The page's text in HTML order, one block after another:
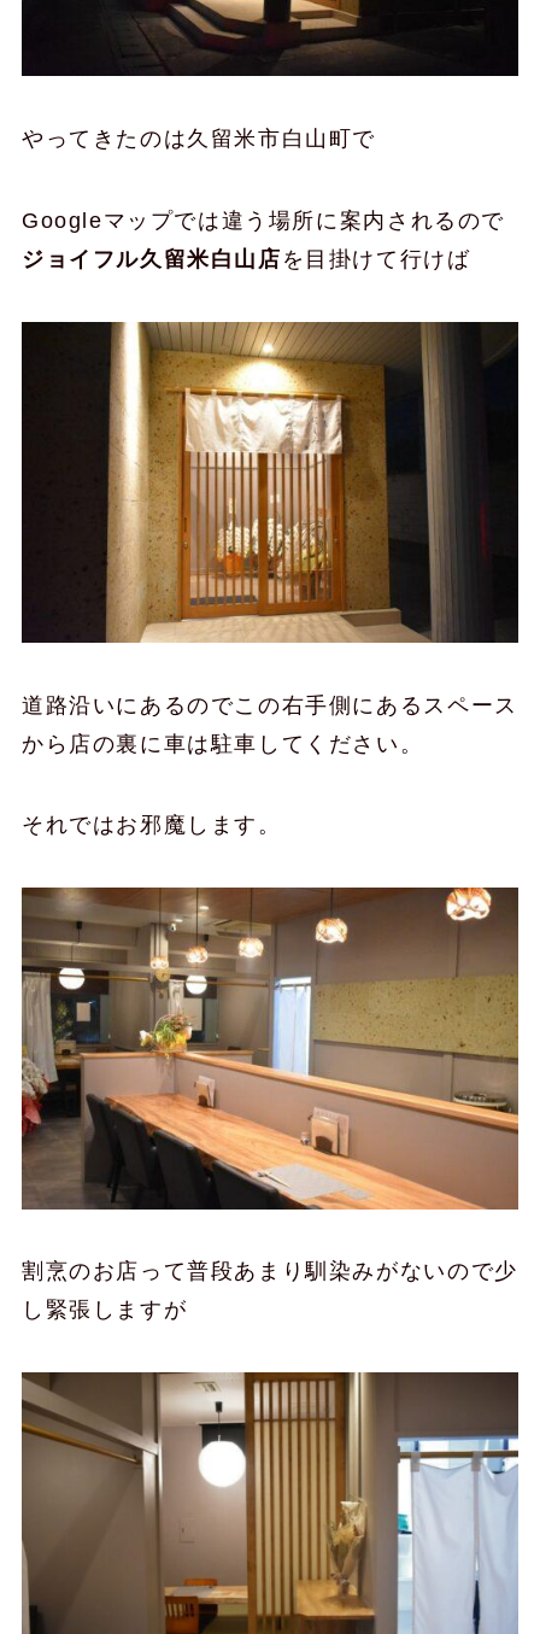
やってきたのは久留米市白山町で
Googleマップでは違う場所に案内されるので
ジョイフル久留米白山店 を目掛けて行けば
道路沿いにあるのでこの右手側にあるスペース
から店の裏に車は駐車してください。
それではお邪魔します。
割烹のお店って普段あまり馴染みがないので少
し緊張しますが